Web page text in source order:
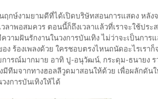
ฤกษ์งามยามดีที่ได้เปิดบริษัทสอนการแสดง หลัง
ลาพอสมควร ตอนนี้ก็ถึงเวลาแล้วที่เราจะใช้ปร
ามฝันรักงานในวงการบันเทิง ไม่ว่าจะเป็นการแ
ร้องเพลงด้วย ใครชอบตรงไหนถนัดอะไรเราก็
ารณ์มากมาย อาทิ ปู-อนุวัฒน์, กระดุม-ธนายง ร
ทีมจากทางฮอลลีวูดมาสอนให้ด้วย เพื่อผลักดัน
งการบันเทิงให้ได้